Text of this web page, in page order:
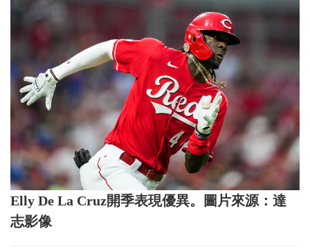
Elly De La Cruz開季表現優異。圖片來源：達
志影像